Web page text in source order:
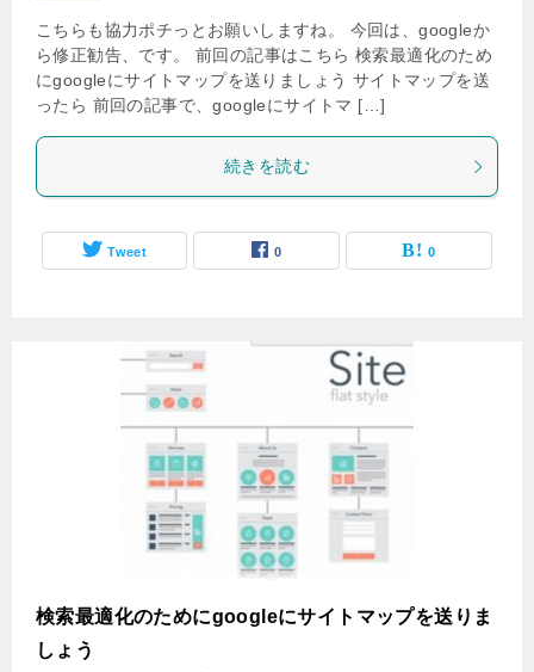
こちらも協力ポチっとお願いしますね。 今回は、googleか
ら修正勧告、です。 前回の記事はこちら 検索最適化のため
にgoogleにサイトマップを送りましょう サイトマップを送
ったら 前回の記事で、googleにサイトマ […]
続きを読む
Tweet 0 0
検索最適化のためにgoogleにサイトマップを送りま
しょう